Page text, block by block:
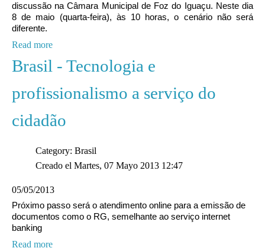
discussão na Câmara Municipal de Foz do Iguaçu. Neste dia
8 de maio (quarta-feira), às 10 horas, o cenário não será
diferente.
Read more
Brasil - Tecnologia e
profissionalismo a serviço do
cidadão
Category: Brasil
Creado el Martes, 07 Mayo 2013 12:47
05/05/2013
Próximo passo será o atendimento online para a emissão de
documentos como o RG, semelhante ao serviço internet
banking
Read more